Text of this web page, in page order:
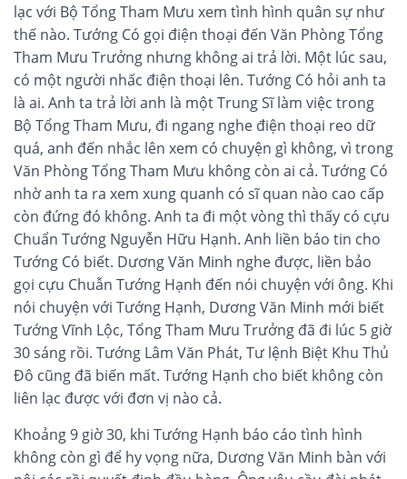
lạc với Bộ Tổng Tham Mưu xem tình hình quân sự như
thế nào. Tướng Có gọi điện thoại đến Văn Phòng Tổng
Tham Mưu Trưởng nhưng không ai trả lời. Một lúc sau,
có một người nhấc điện thoại lên. Tướng Có hỏi anh ta
là ai. Anh ta trả lời anh là một Trung Sĩ làm việc trong
Bộ Tổng Tham Mưu, đi ngang nghe điện thoại reo dữ
quá, anh đến nhắc lên xem có chuyện gì không, vì trong
Văn Phòng Tổng Tham Mưu không còn ai cả. Tướng Có
nhờ anh ta ra xem xung quanh có sĩ quan nào cao cấp
còn đứng đó không. Anh ta đi một vòng thì thấy có cựu
Chuẩn Tướng Nguyễn Hữu Hạnh. Anh liền báo tin cho
Tướng Có biết. Dương Văn Minh nghe được, liền bảo
gọi cựu Chuẫn Tướng Hạnh đến nói chuyện với ông. Khi
nói chuyện với Tướng Hạnh, Dương Văn Minh mới biết
Tướng Vĩnh Lộc, Tổng Tham Mưu Trưởng đã đi lúc 5 giờ
30 sáng rồi. Tướng Lâm Văn Phát, Tư lệnh Biệt Khu Thủ
Đô cũng đã biến mất. Tướng Hạnh cho biết không còn
liên lạc được với đơn vị nào cả.
Khoảng 9 giờ 30, khi Tướng Hạnh báo cáo tình hình
không còn gì để hy vọng nữa, Dương Văn Minh bàn với